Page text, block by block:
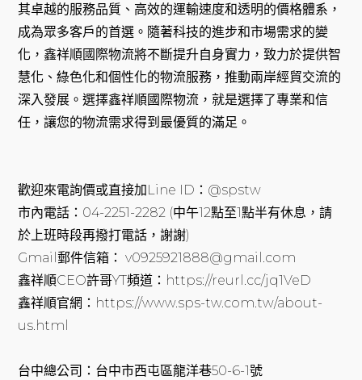
其卓越的服務品質、高效的運輸速度和透明的價格體系，
成為眾多客戶的首選。隨著科技的進步和市場需求的變
化，鑫祥順國際物流將不斷提升自身實力，致力於提供智
慧化、綠色化和個性化的物流服務，推動兩岸經貿交流的
深入發展。選擇鑫祥順國際物流，就是選擇了專業和信
任，讓您的物流需求得到最優質的滿足。
歡迎來電詢價或直接加Line ID：@spstw
市內電話：04-2251-2282 (中午12點至1點半有休息，請
於上班時段再撥打電話，謝謝)
Gmail郵件信箱： v0925921888@gmail.com
鑫祥順CEO許哥YT頻道：https://reurl.cc/jq1VeD
鑫祥順官網：https://www.sps-tw.com.tw/about-
us.html
台中總公司：台中市西屯區龍洋巷50-6-1號